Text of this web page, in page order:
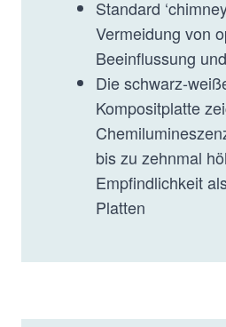
Standard
Vermeidung von
Beeinflussung
Die schwarz-
Kompositplatte
bis zu zehnmal
Empfindlichkeit
Platten